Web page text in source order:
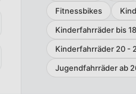
Fitnessbikes
Kinderfahrräder bis
Kinderfahrräder 20 -
Jugendfahrräder ab